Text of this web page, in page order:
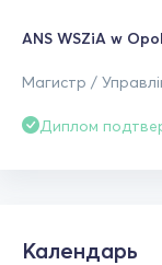
ANS WSZiA w
Магистр /
Диплом
Календарь